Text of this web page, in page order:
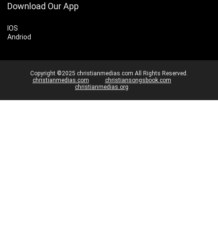
Download Our App
IOS
Andriod
Copyright ©2025 christianmedias.com All Rights Reserved.
christianmedias.com
christiansongsbook.com
christianmedias.org